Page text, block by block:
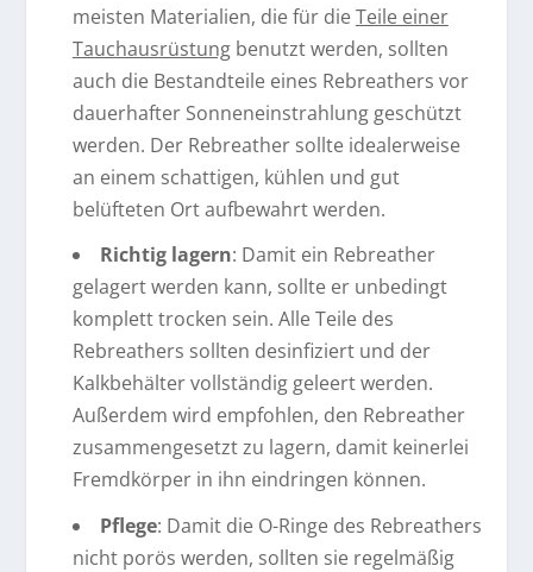
meisten Materialien, die für dieTeile einer
Tauchausrüstungbenutzt werden, sollten
auch die Bestandteile eines Rebreathers vor
dauerhafter Sonneneinstrahlung geschützt
werden. Der Rebreather sollte idealerweise
an einem schattigen, kühlen und gut
belüfteten Ort aufbewahrt werden.
Richtig lagern: Damit ein Rebreather
gelagert werden kann, sollte er unbedingt
komplett trocken sein. Alle Teile des
Rebreathers sollten desinfiziert und der
Kalkbehälter vollständig geleert werden.
Außerdem wird empfohlen, den Rebreather
zusammengesetzt zu lagern, damit keinerlei
Fremdkörper in ihn eindringen können.
Pflege: Damit die O-Ringe des Rebreathers
nicht porös werden, sollten sie regelmäßig